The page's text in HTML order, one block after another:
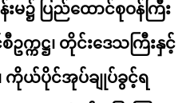
းမ၌ ပြည်ထောင်စုဝန်ကြီး
ဥက္ကဋ္ဌ၊ တိုင်းဒေသကြီးနှင့်
၊ ကိုယ်ပိုင်အုပ်ချုပ်ခွင့်ရ